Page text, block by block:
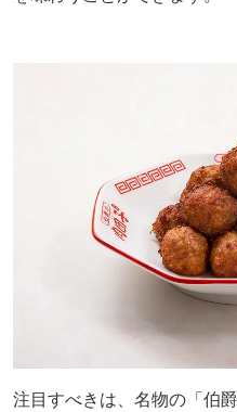
注目すべきは、名物の「伯